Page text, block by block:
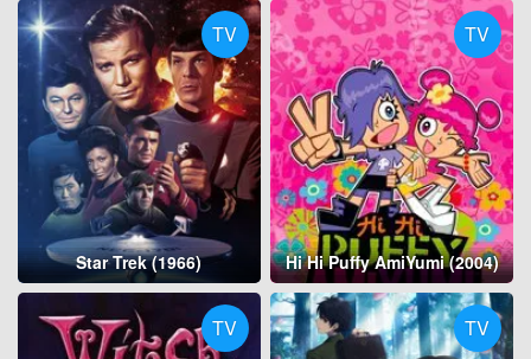
TV
Star Trek (1966)
TV
Hi Hi Puffy AmiYumi (2004)
TV TV